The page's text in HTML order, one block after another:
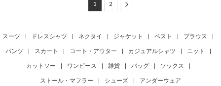
1 2 Next
スーツ ドレスシャツ ネクタイ ジャケット ベスト ブラウス
パンツ スカート コート・アウター カジュアルシャツ ニット
カットソー ワンピース 雑貨 バッグ ソックス
ストール・マフラー シューズ アンダーウェア